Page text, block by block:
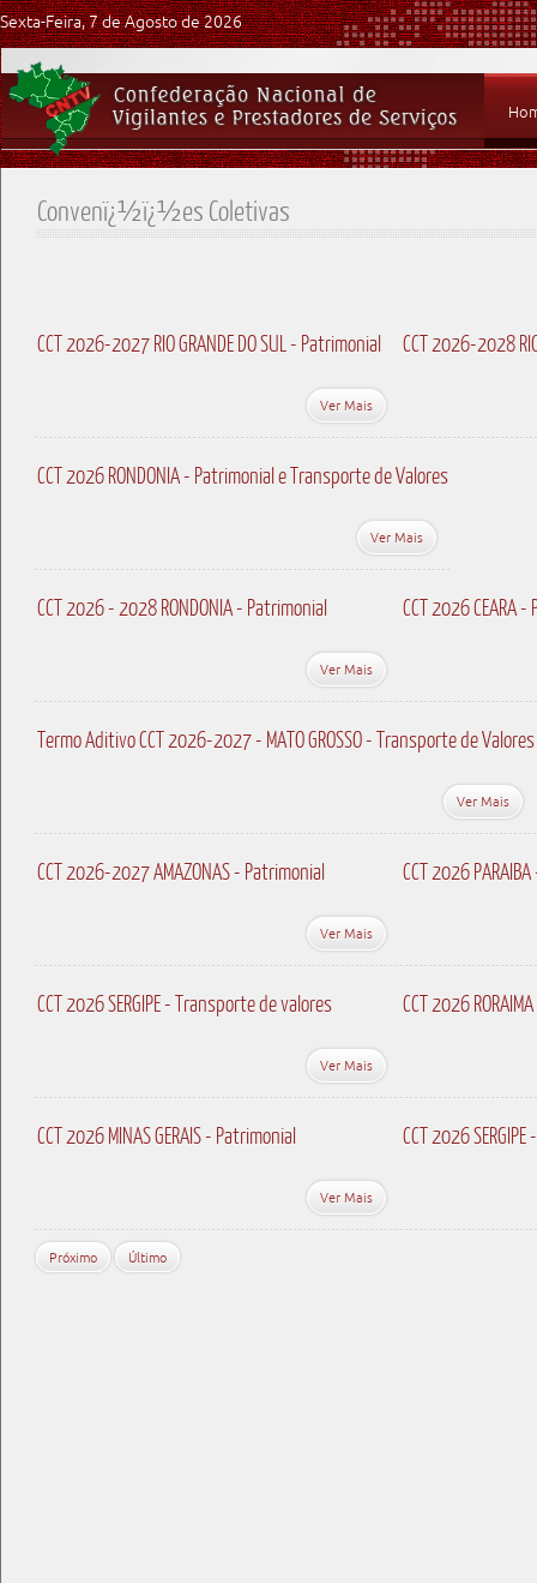
Sexta-Feira, 7 de Agosto de 2026
Convenï¿½ï¿½es Coletivas
CCT 2026-2027 RIO GRANDE DO SUL - Patrimonial
Ver Mais
CCT 2026-2028
CCT 2026 RONDONIA - Patrimonial e Transporte de Valores
Ver Mais
CCT 2026 - 2028 RONDONIA - Patrimonial
Ver Mais
CCT 2026 CEARA
Termo Aditivo CCT 2026-2027 - MATO GROSSO - Transporte de Valores
Ver Mais
CCT 2026-2027 AMAZONAS - Patrimonial
Ver Mais
CCT 2026
CCT 2026 SERGIPE - Transporte de valores
Ver Mais
CCT 2026
CCT 2026 MINAS GERAIS - Patrimonial
Ver Mais
CCT 2026
Próximo Último